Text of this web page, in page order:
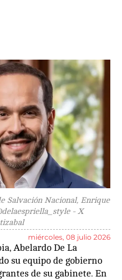
Salvación Nacional, Enrique
- X
miércoles, 08 julio 2026
Abelardo De La
su equipo de gobierno
de su gabinete. En